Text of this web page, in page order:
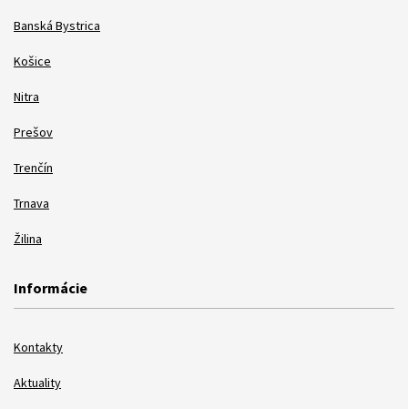
Banská Bystrica
Košice
Nitra
Prešov
Trenčín
Trnava
Žilina
Informácie
Kontakty
Aktuality